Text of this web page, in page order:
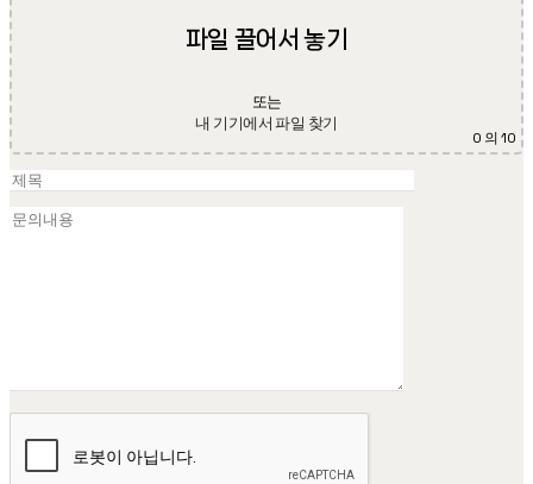
파일 끌어서 놓기
또는
내 기기에서 파일 찾기
0 의 10